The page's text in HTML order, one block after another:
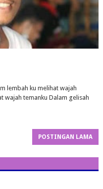
lembah ku melihat wajah
wajah temanku Dalam gelisah
POSTINGAN LAMA